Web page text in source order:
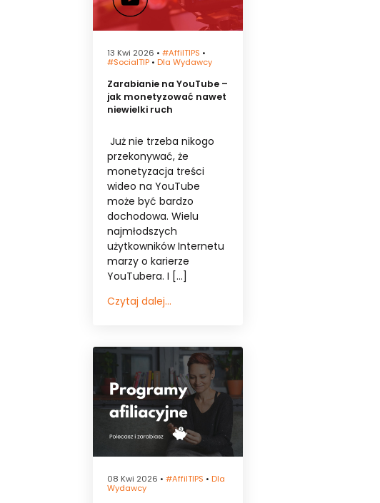
13 Kwi 2026 • #affilTIPS •
#socialTIP • Dla Wydawcy
Zarabianie na YouTube –
jak monetyzować nawet
niewielki ruch
Już nie trzeba nikogo
przekonywać, że
monetyzacja treści
wideo na YouTube
może być bardzo
dochodowa. Wielu
najmłodszych
użytkowników Internetu
marzy o karierze
YouTubera. I […]
Czytaj dalej...
08 Kwi 2026 • #affilTIPS • Dla
Wydawcy